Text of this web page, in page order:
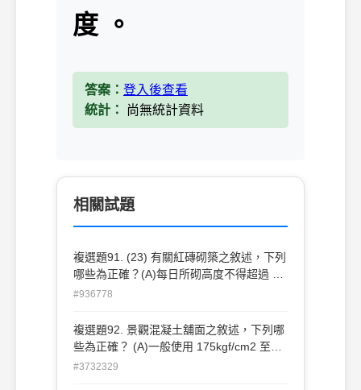
度 。
答案： 登入後查看
統計：
尚無統計資料
相關試題
複選題91. (23) 有關紅磚砌築之敘述，下列
哪些為正確？(A)每日所砌高度不得超過 2
公尺(B)收工時應砌築成階梯狀(C)施作 時
面上，方能產生最佳砌合效果(D)為使磚塊
保持完整性，不必 特別考量各皮層間磚塊
#936778
複選題92. 景觀混凝土舖面之敘述，下列哪
些為正確？ (A)一般使用 175kgf/cm2 至
210kgf/cm2 規格 (B)原則上應採多次施
#3732329